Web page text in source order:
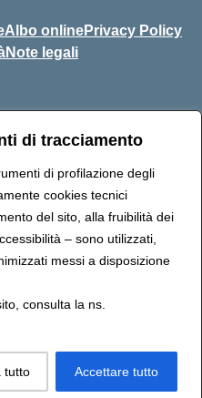
di tracciamento
di profilazione degli
cookies tecnici
del sito, alla fruibilità dei
– sono utilizzati,
messi a disposizione
consulta la ns.
tutto Accettare tutto
Albo onlinePrivacy Policy
Note legali
tppm03000q@istruzione.it
tppm03000q@pec.istruzione.it